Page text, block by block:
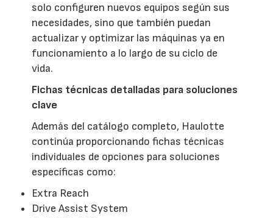
solo configuren nuevos equipos según sus
necesidades, sino que también puedan
actualizar y optimizar las máquinas ya en
funcionamiento a lo largo de su ciclo de
vida.
Fichas técnicas detalladas para soluciones
clave
Además del catálogo completo, Haulotte
continúa proporcionando fichas técnicas
individuales de opciones para soluciones
específicas como:
Extra Reach
Drive Assist System